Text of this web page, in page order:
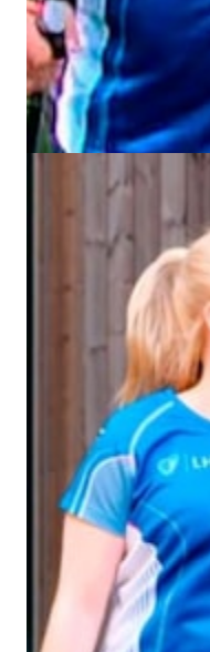
Nivå 3, uke 1
Nå starter
program med 3 ulike
progresjon fra uke til
form.